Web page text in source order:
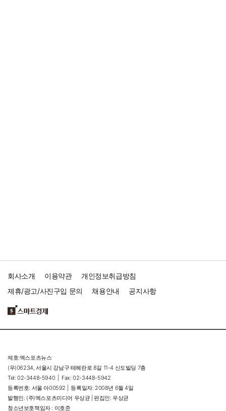
회사소개 이용약관
개인정보취급방침
제휴/광고/사진구입 문의
채용안내 공지사항
제호:엑스포츠뉴스
(우)06234, 서울시 강남구 테헤란로 8길 11-4 신도빌딩 7층
Tel: 02-3448-5940 |
Fax: 02-3448-5942
등록번호: 서울 아00592 |
등록일자: 2008년 6월 4일
발행인: (주)엑스포츠미디어 우상균 | 편집인: 우상균
청소년보호책임자 : 이호준